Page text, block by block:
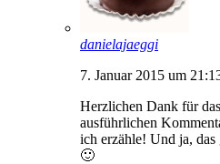
danielajaeggi
7. Januar 2015 um
Herzlichen Dank für
ausführlichen
ich erzähle! Und ja,
🙂